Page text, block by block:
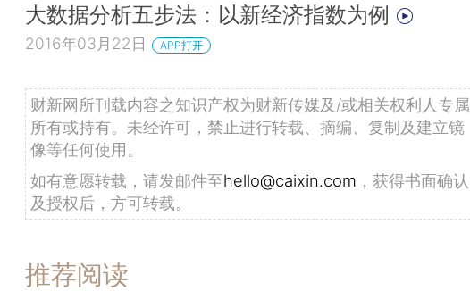
大数据分析五步法：以新经济指数为例
2016年03月22日 APP打开
财新网所刊载内容之知识产权为财新传媒及/或相关权利人专属
所有或持有。未经许可，禁止进行转载、摘编、复制及建立镜
像等任何使用。
如有意愿转载，请发邮件至hello@caixin.com ，获得书面确认
及授权后，方可转载。
推荐阅读